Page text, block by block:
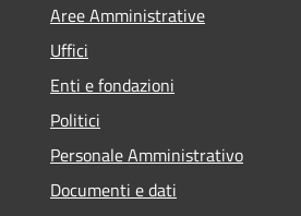
Aree Amministrative
Uffici
Enti e fondazioni
Politici
Personale Amministrativo
Documenti e dati